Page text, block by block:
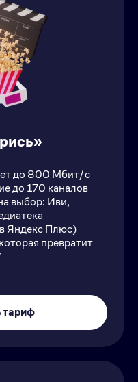
до 800 Мбит/с
до 170 каналов
выбор: Иви,
Яндекс Плюс)
превратит